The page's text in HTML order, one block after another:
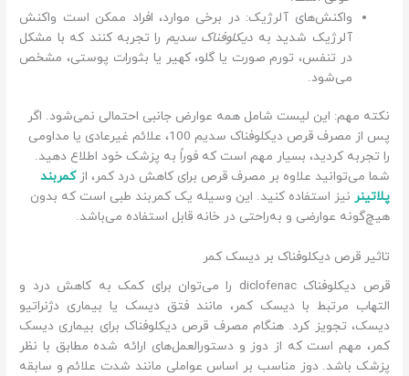
واکنش‌های آلرژیک: در برخی موارد، افراد ممکن است واکنش
آلرژیک شدید به دیکلوفناک سدیم را تجربه کنند که با مشکل
در تنفس، تورم صورت یا گلو، کهیر یا بثورات پوستی، مشخص
می‌شود.
نکته مهم: این لیست شامل همه عوارض جانبی احتمالی نمی‌شود. اگر
پس از مصرف قرص دیکلوفناک سدیم 100، علائم غیرعادی یا مداومی
را تجربه کردید، بسیار مهم است که فوراً به پزشک خود اطلاع دهید.
شما می‌توانید علاوه بر مصرف قرص برای کاهش درد کمر، ازکمربند
پلاتینر نیز استفاده کنید. این وسیله یک کمربند طبی است که بدون
هیچ‌گونه عوارضی و به‌راحتی در خانه قابل استفاده می‌باشد.
تاثیر قرص دیکلوفناک بر دیسک کمر
قرص دیکلوفناک diclofenac را می‌توان برای کمک به کاهش درد و
التهاب مرتبط با دیسک کمر، مانند فتق دیسک یا بیماری دژنراتیو
دیسک، تجویز کرد. هنگام مصرف قرص دیکلوفناک برای بیماری دیسک
کمر، مهم است که از دوز و دستورالعمل‌های ارائه شده مطابق با نظر
پزشک باشد. دوز مناسب بر اساس عواملی مانند شدت علائم و سابقه